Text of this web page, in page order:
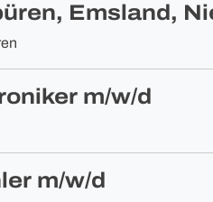
Emsland,
m/w/d
m/w/d